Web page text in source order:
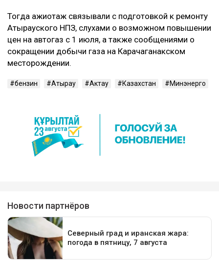
Тогда ажиотаж связывали с подготовкой к ремонту
Атырауского НПЗ, слухами о возможном повышении
цен на автогаз с 1 июля, а также сообщениями о
сокращении добычи газа на Карачаганакском
месторождении.
бензин Атырау Актау Казахстан Минэнерго